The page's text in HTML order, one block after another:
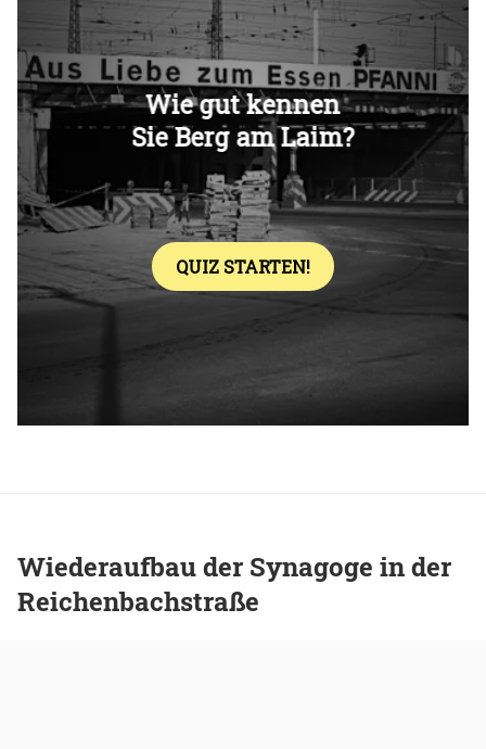
Überspringen
Wiederaufbau der Synagoge in der
Reichenbachstraße